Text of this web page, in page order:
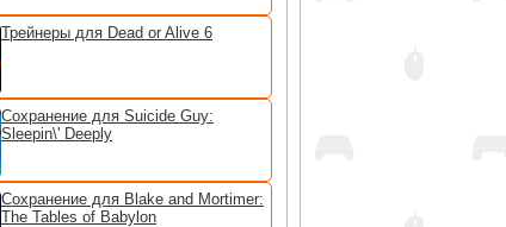
Трейнеры для Dead or Alive 6
Сохранение для Suicide Guy:
Sleepin\' Deeply
Сохранение для Blake and Mortimer:
The Tables of Babylon